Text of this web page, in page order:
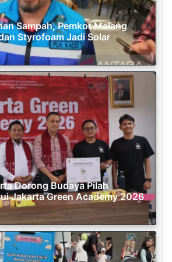
Sampah, Pemkot Malang
Styrofoam Jadi Solar
Dorong Budaya Pilah
Jakarta Green Academy 2026